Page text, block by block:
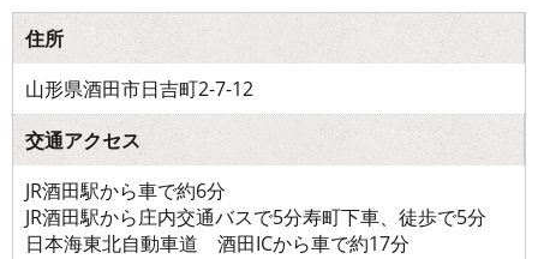
住所
山形県酒田市日吉町2-7-12
交通アクセス
JR酒田駅から車で約6分
JR酒田駅から庄内交通バスで5分寿町下車、徒歩で5分
日本海東北自動車道 酒田ICから車で約17分